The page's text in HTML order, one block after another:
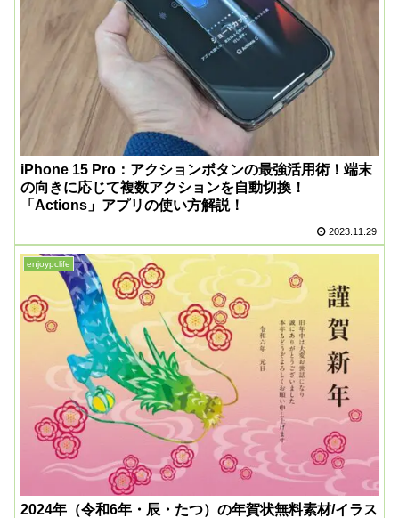
iPhone 15 Pro：アクションボタンの最強活用術！端末
の向きに応じて複数アクションを自動切換！
「Actions」アプリの使い方解説！
2023.11.29
enjoypclife
2024年（令和6年・辰・たつ）の年賀状無料素材/イラス